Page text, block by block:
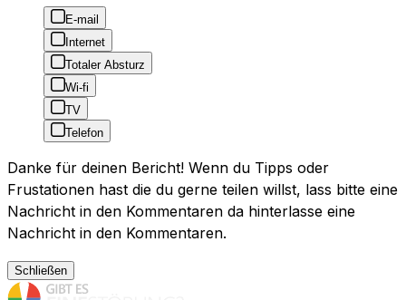
E-mail
Internet
Totaler Absturz
Wi-fi
TV
Telefon
Danke für deinen Bericht! Wenn du Tipps oder
Frustationen hast die du gerne teilen willst, lass bitte eine
Nachricht in den Kommentaren da hinterlasse eine
Nachricht in den Kommentaren.
Schließen